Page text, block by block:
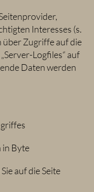
Interesses (s.
über Zugriffe auf die
Logfiles“ auf
Daten werden
in Byte
auf die Seite